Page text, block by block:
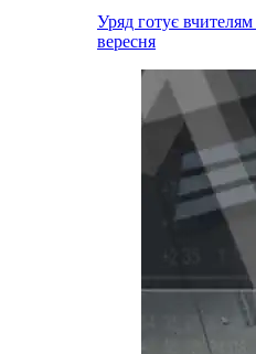
Уряд готує
вересня